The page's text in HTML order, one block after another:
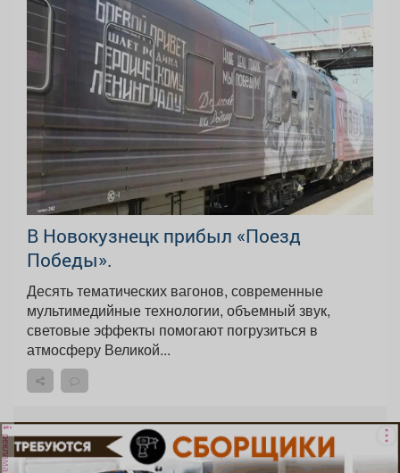
В Новокузнецк прибыл «Поезд
Победы».
Десять тематических вагонов, современные
мультимедийные технологии, объемный звук,
световые эффекты помогают погрузиться в
атмосферу Великой...
реклама